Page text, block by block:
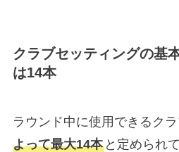
クラブセッティングの基
は14本
ラウンド中に使用できるクラ
よって最大14本と定められ